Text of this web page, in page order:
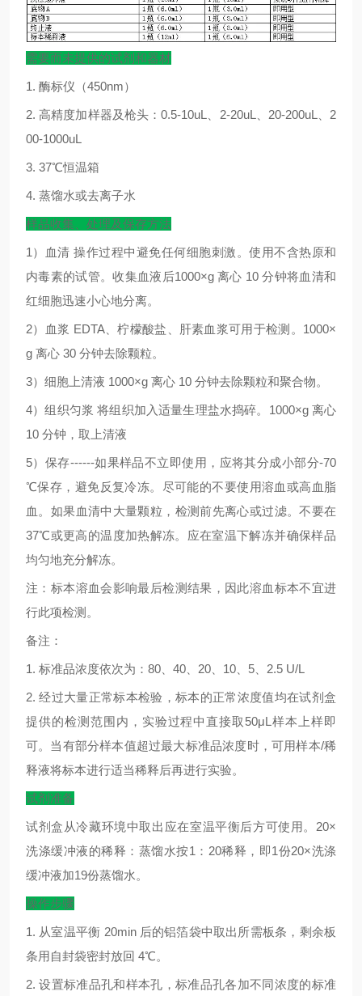
需要而未提供的试剂和器材
1. 酶标仪（450nm）
2.高精度加样器及枪头：0.5-10uL 2-20uL 20-200uL
2
00-1000uL
3. 37℃恒温箱
4. 蒸馏水或去离子水
样品收集、处理及保存方法
1 ）血清 操作过程中避免任何细胞刺激。使用不含热原和
内毒素的试管。收集血液后1000×g离心 10分钟将血清和
红细胞迅速小心地分离。
2）血浆 EDTA、柠檬酸盐、肝素血浆可用于检测。 1000×
g 离心 30 分钟去除颗粒。
3）细胞上清液 1000×g 离心 10 分钟去除颗粒和聚合物。
4）组织匀浆 将组织加入适量生理盐水捣碎。 1000×g 离心
10 分钟，取上清液
5）保存------如果样品不立即使用，应将其分成小部分-70
℃保存，避免反复冷冻。尽可能的不要使用溶血或高血脂
血。如果血清中大量颗粒，检测前先离心或过滤。不要在
37℃或更高的温度加热解冻。应在室温下解冻并确保样品
均匀地充分解冻。
注：标本溶血会影响最后检测结果，因此溶血标本不宜进
行此项检测。
备注：
1. 标准品浓度依次为： 80 40 20 10 5 2.5 U/L
2.经过大量正常标本检验，标本的正常浓度值均在试剂盒
提供的检测范围内，实验过程中直接取 50μL 样本上样即
可。当有部分样本值超过最大标准品浓度时，可用样本/稀
释液将标本进行适当稀释后再进行实验。
试剂准备
试剂盒从冷藏环境中取出应在室温平衡后方可使用。 20×
洗涤缓冲液的稀释：蒸馏水按1 ： 20稀释，即1份20×洗涤
缓冲液加19份蒸馏水。
操作步骤
1. 从室温平衡 20min 后的铝箔袋中取出所需板条，剩余板
条用自封袋密封放回 4℃。
2.设置标准品孔和样本孔，标准品孔各加不同浓度的标准